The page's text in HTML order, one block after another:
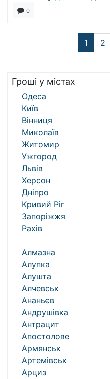
0
1 2
Гроші у містах
Одеса
Київ
Вінниця
Миколаїв
Житомир
Ужгород
Львів
Херсон
Дніпро
Кривий Ріг
Запоріжжя
Рахів
Алмазна
Алупка
Алушта
Алчевськ
Ананьєв
Андрушівка
Антрацит
Апостолове
Армянськ
Артемівськ
Арциз